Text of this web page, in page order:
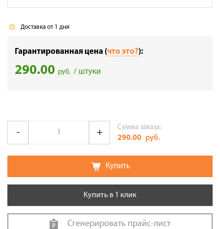
Доставка от 1 дня
Гарантированная цена (что это?):
290.00 руб. / штуки
Сумма заказа:
290.00 руб.
Купить
Купить в 1 клик
Сгенерировать прайс-лист